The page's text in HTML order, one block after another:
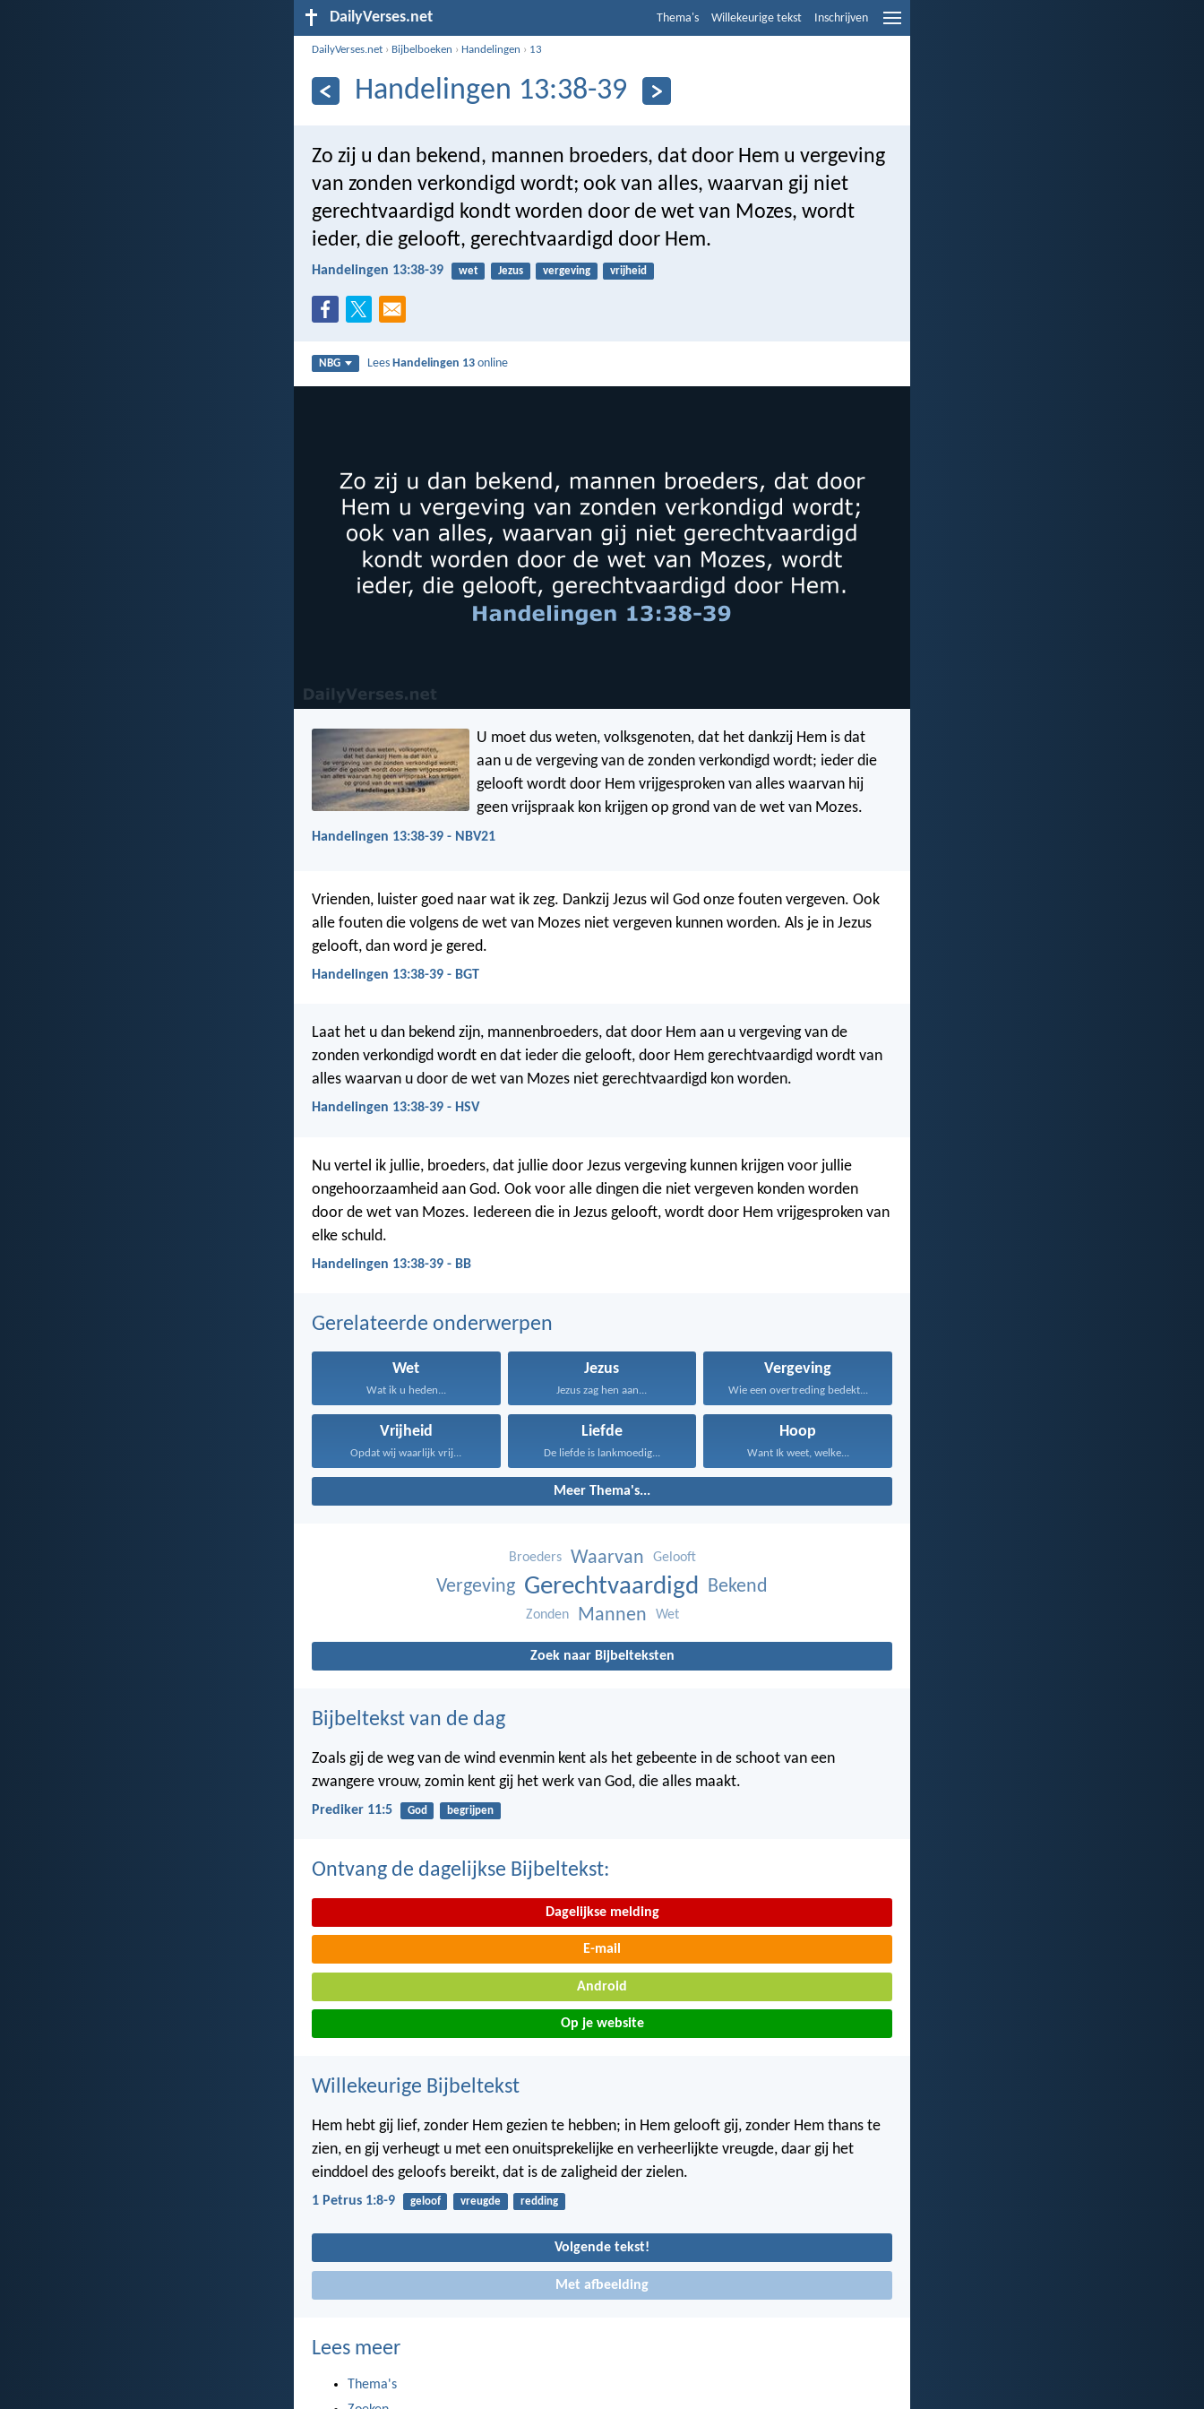
DailyVerses.net Thema's Willekeurige tekst Inschrijven
DailyVerses.net › Bijbelboeken › Handelingen › 13
Handelingen 13:38-39
Zo zij u dan bekend, mannen broeders, dat door Hem u vergeving
van zonden verkondigd wordt; ook van alles, waarvan gij niet
gerechtvaardigd kondt worden door de wet van Mozes, wordt
ieder, die gelooft, gerechtvaardigd door Hem.
Handelingen 13:38-39 wet Jezus vergeving vrijheid
NBG LeesHandelingen 13 online
U moet dus weten, volksgenoten, dat het dankzij Hem is dat
aan u de vergeving van de zonden verkondigd wordt; ieder die
gelooft wordt door Hem vrijgesproken van alles waarvan hij
geen vrijspraak kon krijgen op grond van de wet van Mozes.
Handelingen 13:38-39 - NBV21
Vrienden, luister goed naar wat ik zeg. Dankzij Jezus wil God onze fouten vergeven. Ook
alle fouten die volgens de wet van Mozes niet vergeven kunnen worden. Als je in Jezus
gelooft, dan word je gered.
Handelingen 13:38-39 - BGT
Laat het u dan bekend zijn, mannenbroeders, dat door Hem aan u vergeving van de
zonden verkondigd wordt en dat ieder die gelooft, door Hem gerechtvaardigd wordt van
alles waarvan u door de wet van Mozes niet gerechtvaardigd kon worden.
Handelingen 13:38-39 - HSV
Nu vertel ik jullie, broeders, dat jullie door Jezus vergeving kunnen krijgen voor jullie
ongehoorzaamheid aan God. Ook voor alle dingen die niet vergeven konden worden
door de wet van Mozes. Iedereen die in Jezus gelooft, wordt door Hem vrijgesproken van
elke schuld.
Handelingen 13:38-39 - BB
Gerelateerde onderwerpen
Wet
Wat ik u heden...
Jezus
Jezus zag hen aan...
Vergeving
Wie een overtreding bedekt...
Vrijheid
Opdat wij waarlijk vrij...
Liefde
De liefde is lankmoedig...
Hoop
Want Ik weet, welke...
Meer Thema's...
Broeders Waarvan Gelooft
Vergeving Gerechtvaardigd Bekend
Zonden Mannen Wet
Zoek naar Bijbelteksten
Bijbeltekst van de dag
Zoals gij de weg van de wind evenmin kent als het gebeente in de schoot van een
zwangere vrouw, zomin kent gij het werk van God, die alles maakt.
Prediker 11:5 God begrijpen
Ontvang de dagelijkse Bijbeltekst:
Dagelijkse melding
E-mail
Android
Op je website
Willekeurige Bijbeltekst
Hem hebt gij lief, zonder Hem gezien te hebben; in Hem gelooft gij, zonder Hem thans te
zien, en gij verheugt u met een onuitsprekelijke en verheerlijkte vreugde, daar gij het
einddoel des geloofs bereikt, dat is de zaligheid der zielen.
1 Petrus 1:8-9 geloof vreugde redding
Volgende tekst!
Met afbeelding
Lees meer
Thema's